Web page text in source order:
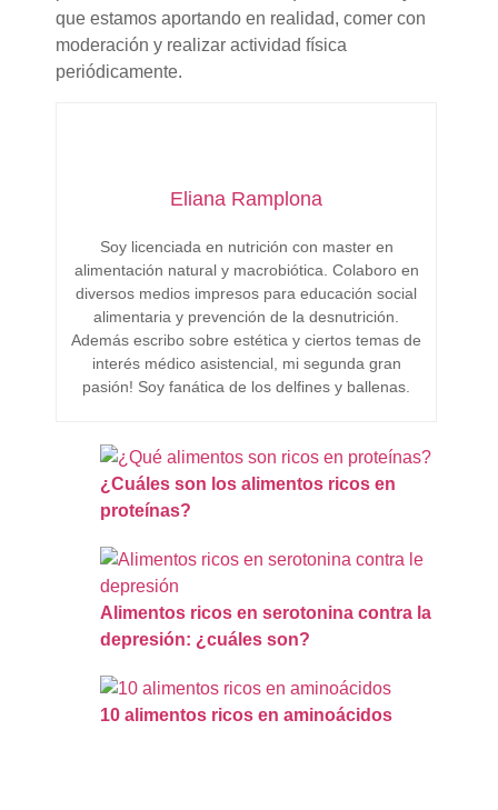
que estamos aportando en realidad, comer con
moderación y realizar actividad física
periódicamente.
Eliana Ramplona
Soy licenciada en nutrición con master en
alimentación natural y macrobiótica. Colaboro en
diversos medios impresos para educación social
alimentaria y prevención de la desnutrición.
Además escribo sobre estética y ciertos temas de
interés médico asistencial, mi segunda gran
pasión! Soy fanática de los delfines y ballenas.
¿Cuáles son los alimentos ricos en
proteínas?
Alimentos ricos en serotonina contra la
depresión: ¿cuáles son?
10 alimentos ricos en aminoácidos